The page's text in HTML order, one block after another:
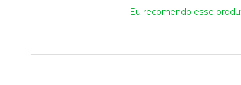
Eu recomendo esse